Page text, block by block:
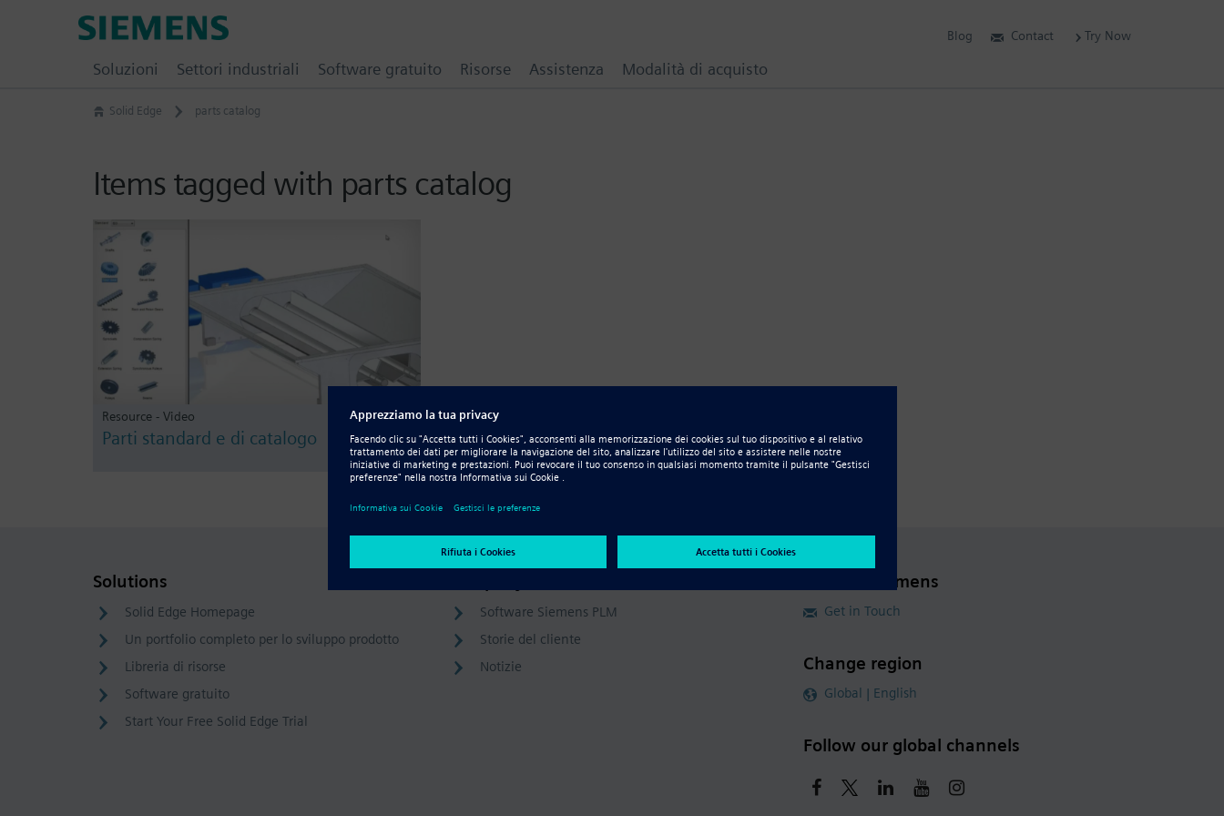
Solid Edge parts catalog
Items tagged with parts catalog
Resource - Video
Parti standard e di catalogo
Solutions
Solid Edge Homepage
Un portfolio completo per lo sviluppo prodotto
Libreria di risorse
Software gratuito
Start Your Free Solid Edge Trial
Software Siemens PLM
Storie del cliente
Notizie
Contact Siemens
Get in Touch
Change region
Global | English
Follow our global channels
Blog Contact Try Now
Soluzioni Settori industriali Software gratuito Risorse Assistenza Modalità di acquisto